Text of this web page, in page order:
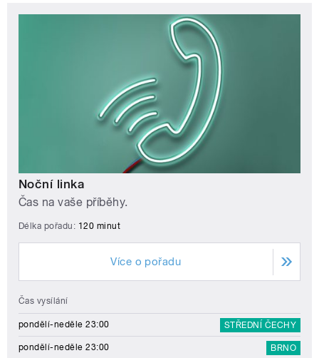
Noční linka
Čas na vaše příběhy.
Délka pořadu: 120 minut
Více o pořadu
Čas vysílání
pondělí-neděle 23:00 STŘEDNÍ ČECHY
pondělí-neděle 23:00 BRNO